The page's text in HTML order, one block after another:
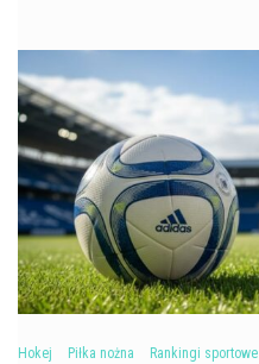
Hokej Piłka nożna Rankingi sportowe